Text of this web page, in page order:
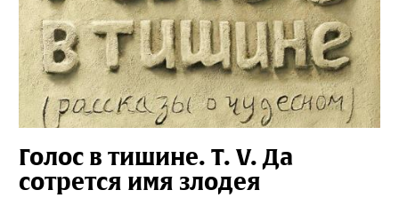
Голос в тишине. Т. V. Да
сотрется имя злодея